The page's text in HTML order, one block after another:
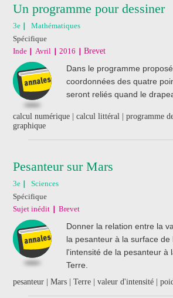
Un programme pour dessiner
3e
Mathématiques
Spécifique
Inde
Avril 2016 Brevet
Dans le programme
coordonnées des quatre
seront reliés quand le
calcul numérique | calcul littéral | programme
graphique
Pesanteur sur Mars
3e
Sciences
Spécifique
Sujet inédit
Brevet
Donner la relation entre la
la pesanteur à la surface
l'intensité de la pesanteur à
Terre.
pesanteur | Mars | Terre | valeur d'intensité |